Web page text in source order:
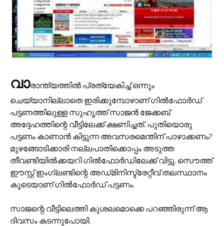
വാരാന്ത്യത്തില്‍ പ്രത്യേകിച്ച് ഒന്നും
ചെയ്യാനില്ലാതെ ഇരിക്കുമ്പോഴാണ് ഗില്‍ഫോര്‍ഡ്
പട്ടണത്തിലുള്ള സുഹൃത്ത് സാ‍ജന്‍ ജേക്കബ്
അദ്ദേഹത്തിന്റെ വീട്ടിലേക്ക് ക്ഷണിച്ചത്. പുതിയൊരു
പട്ടണം കാണാ‍ന്‍ കിട്ടുന്ന അവസരമെന്തിന് പാഴാക്കണം?
മുഴങ്ങോടിക്കാരി നല്ലപാതിക്കൊപ്പം അടുത്ത
തീവണ്ടിയില്‍ക്കയറി ഗില്‍ഫോര്‍ഡിലേക്ക് വിട്ടു. സൌത്ത്
ഈസ്റ്റ് ഇംഗ്ലണ്ടിന്റെ അഡ്‌മിനിസ്ട്രേറ്റീവ് തലസ്ഥാനം
കൂടെയാണ് ഗില്‍ഫോര്‍ഡ് പട്ടണം.
സാജന്റെ വീട്ടിലെത്തി കുശലമൊക്കെ പറഞ്ഞിരുന്ന് ആ
ദിവസം കടന്നുപോയി.